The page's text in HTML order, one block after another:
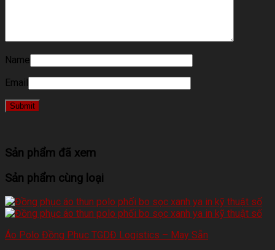
Name
Email
Sản phẩm đã xem
Sản phẩm cùng loại
Áo Polo Đồng Phục TGDĐ Logistics – May Sẵn